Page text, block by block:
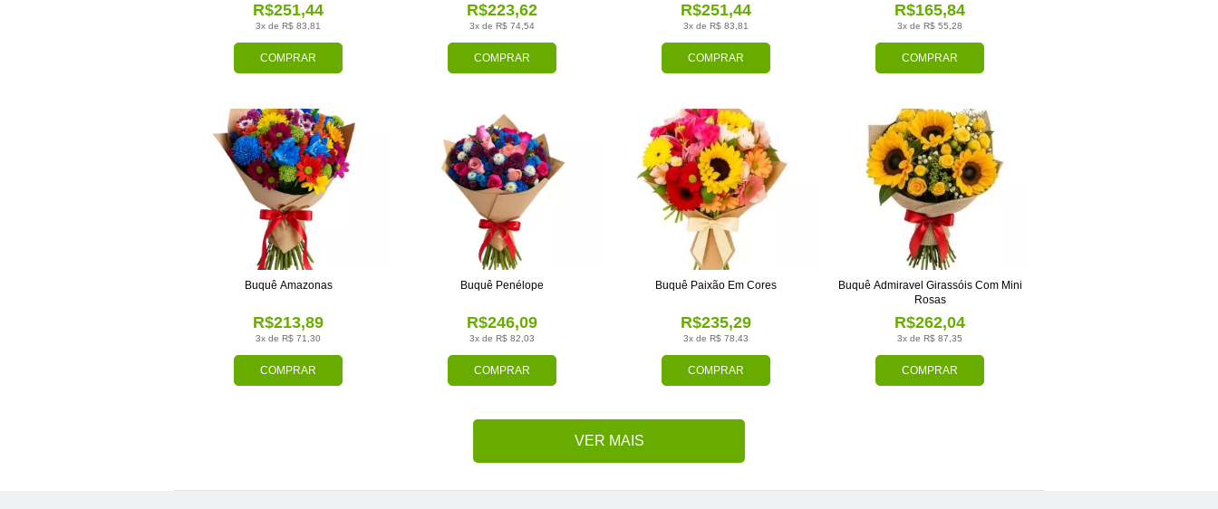
COMPRAR
3x de R$ 83,81
R$251,44
COMPRAR
3x de R$ 74,54
R$223,62
COMPRAR
3x de R$ 83,81
R$251,44
COMPRAR
3x de R$ 55,28
R$165,84
COMPRAR
3x de R$ 71,30
R$213,89
Buquê Amazonas
COMPRAR
3x de R$ 82,03
R$246,09
Buquê Penélope
COMPRAR
3x de R$ 78,43
R$235,29
Buquê Paixão Em Cores
COMPRAR
3x de R$ 87,35
R$262,04
Buquê Admiravel Girassóis Com Mini
Rosas
VER MAIS